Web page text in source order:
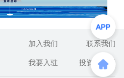
加入我们
联系我们
我要入驻 投资者关系